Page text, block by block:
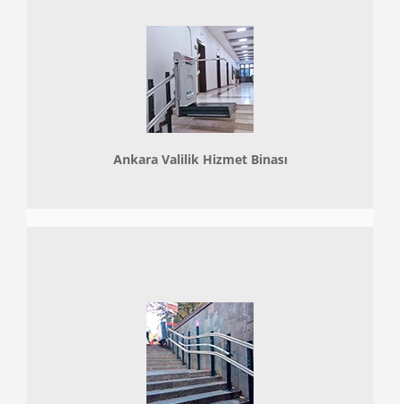
Ankara Valilik Hizmet Binası